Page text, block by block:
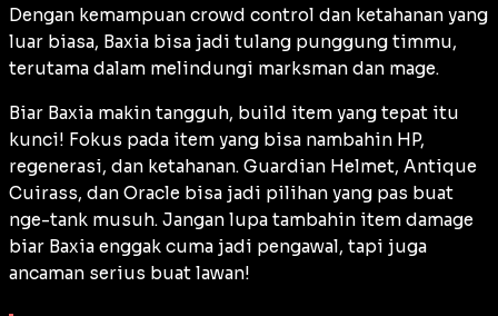
Dengan kemampuan crowd control dan ketahanan yang
luar biasa, Baxia bisa jadi tulang punggung timmu,
terutama dalam melindungi marksman dan mage.
Biar Baxia makin tangguh, build item yang tepat itu
kunci! Fokus pada item yang bisa nambahin HP,
regenerasi, dan ketahanan. Guardian Helmet, Antique
Cuirass, dan Oracle bisa jadi pilihan yang pas buat
nge-tank musuh. Jangan lupa tambahin item damage
biar Baxia enggak cuma jadi pengawal, tapi juga
ancaman serius buat lawan!